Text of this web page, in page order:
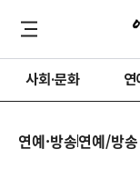
사회·문화 연
연예·방송연예/방송